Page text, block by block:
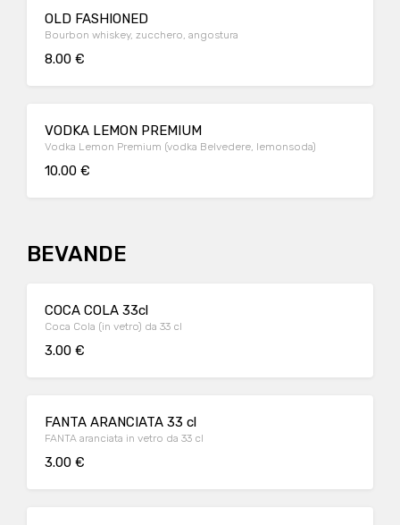
OLD FASHIONED
Bourbon whiskey, zucchero, angostura
8.00 €
VODKA LEMON PREMIUM
Vodka Lemon Premium (vodka Belvedere, lemonsoda)
10.00 €
BEVANDE
COCA COLA 33cl
Coca Cola (in vetro) da 33 cl
3.00 €
FANTA ARANCIATA 33 cl
FANTA aranciata in vetro da 33 cl
3.00 €